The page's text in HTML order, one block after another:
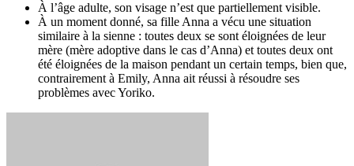
À l’âge adulte, son visage n’est que partiellement visible.
À un moment donné, sa fille Anna a vécu une situation
similaire à la sienne : toutes deux se sont éloignées de leur
mère (mère adoptive dans le cas d’Anna) et toutes deux ont
été éloignées de la maison pendant un certain temps, bien que,
contrairement à Emily, Anna ait réussi à résoudre ses
problèmes avec Yoriko.